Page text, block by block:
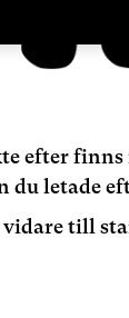
efter finns
du letade
till